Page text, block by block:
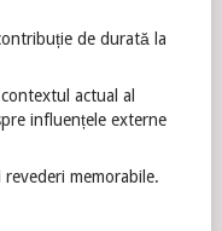
de durată la
actual al
influențele externe
memorabile.